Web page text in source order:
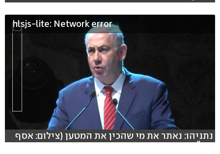
hlsjs-lite: Network error
נתניהו: נאתר את מי שהכין את המטען (צילום: אסף
מגל)